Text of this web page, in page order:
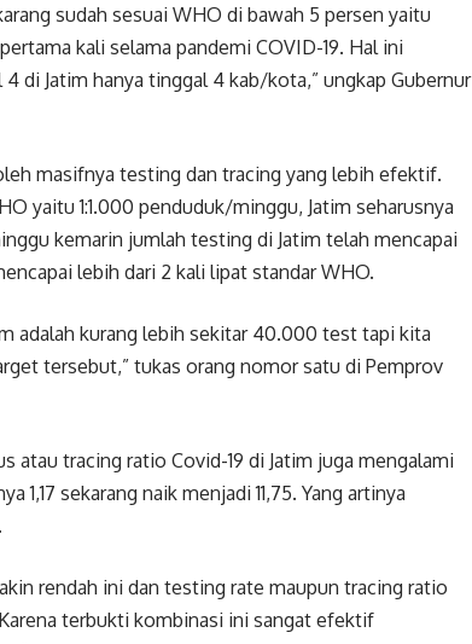
sudah sesuai WHO di bawah 5 persen yaitu
kali selama pandemi COVID-19. Hal ini
di Jatim hanya tinggal 4 kab/kota,” ungkap Gubernur
masifnya testing dan tracing yang lebih efektif.
yaitu 1:1.000 penduduk/minggu, Jatim seharusnya
kemarin jumlah testing di Jatim telah mencapai
lebih dari 2 kali lipat standar WHO.
adalah kurang lebih sekitar 40.000 test tapi kita
tersebut,” tukas orang nomor satu di Pemprov
atau tracing ratio Covid-19 di Jatim juga mengalami
sekarang naik menjadi 11,75. Yang artinya
rendah ini dan testing rate maupun tracing ratio
terbukti kombinasi ini sangat efektif